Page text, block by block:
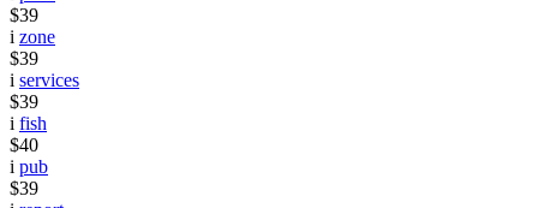
$39
i zone
$39
i services
$39
i fish
$40
i pub
$39